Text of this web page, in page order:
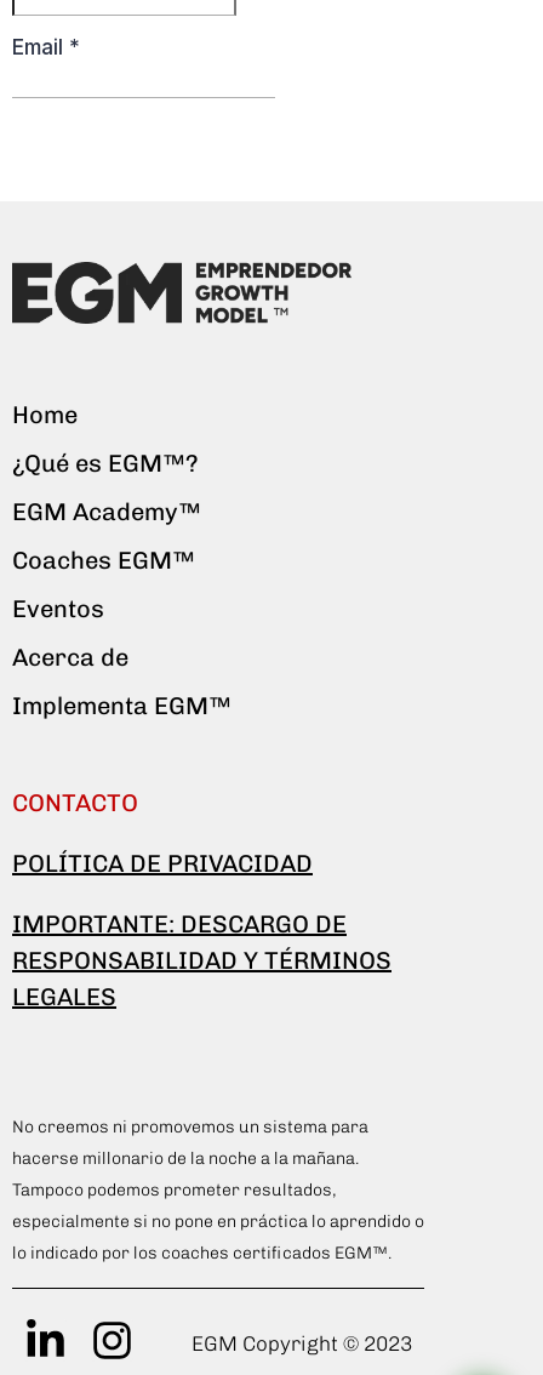
CONTACTO
POLÍTICA DE PRIVACIDAD
IMPORTANTE: DESCARGO DE
RESPONSABILIDAD Y TÉRMINOS
LEGALES
Home
¿Qué es EGM™?
EGM Academy™
Coaches EGM™
Eventos
Acerca de
Implementa EGM™
No creemos ni promovemos un sistema para
hacerse millonario de la noche a la mañana.
Tampoco podemos prometer resultados,
especialmente si no pone en práctica lo aprendido o
lo indicado por los coaches certificados EGM™.
EGM Copyright © 2023